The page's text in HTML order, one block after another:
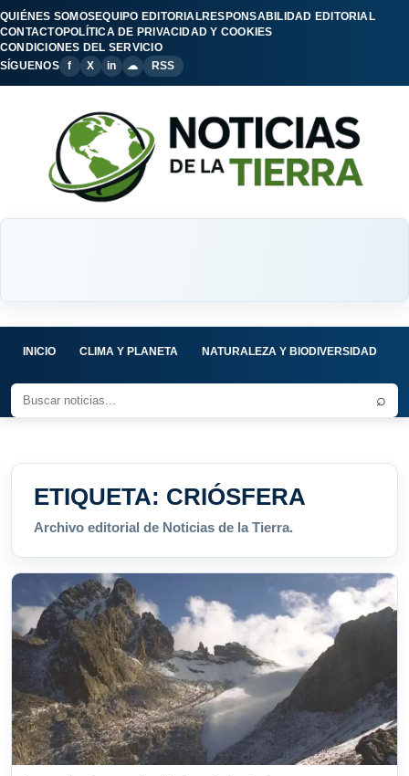
QUIÉNES SOMOSEQUIPO EDITORIALRESPONSABILIDAD EDITORIAL
CONTACTOPOLÍTICA DE PRIVACIDAD Y COOKIES
CONDICIONES DEL SERVICIO
SÍGUENOS
f X in ☁ RSS
INICIO CLIMA Y PLANETA NATURALEZA Y BIODIVERSIDAD
⌕
ETIQUETA: CRIÓSFERA
Archivo editorial de Noticias de la Tierra.